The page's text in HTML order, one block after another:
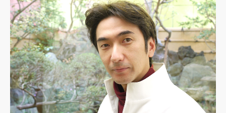
睡眠時無呼吸症候群（いびきの治療）
よくあるご質問
無料カウンセリング・安心サポート